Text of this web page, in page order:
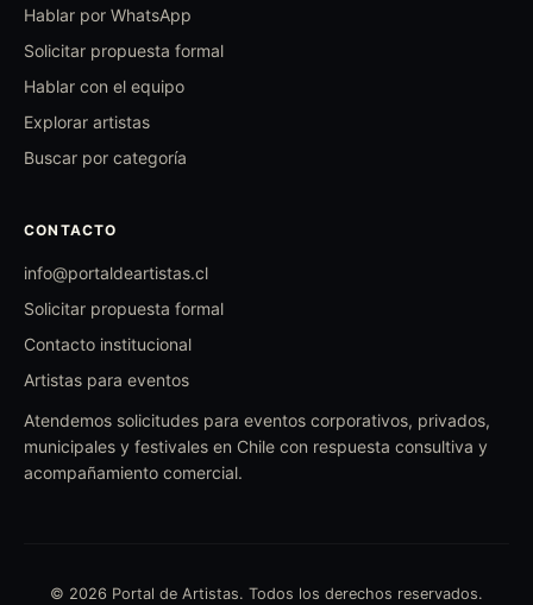
Hablar por WhatsApp
Solicitar propuesta formal
Hablar con el equipo
Explorar artistas
Buscar por categoría
CONTACTO
info@portaldeartistas.cl
Solicitar propuesta formal
Contacto institucional
Artistas para eventos
Atendemos solicitudes para eventos corporativos, privados,
municipales y festivales en Chile con respuesta consultiva y
acompañamiento comercial.
© 2026 Portal de Artistas. Todos los derechos reservados.